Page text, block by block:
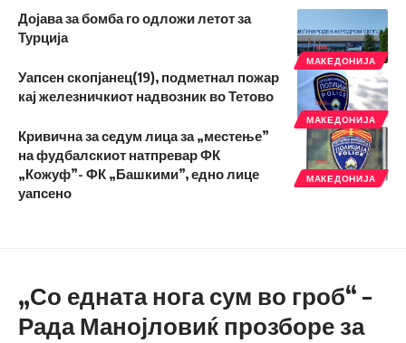
МАКЕДОНИЈА
Дојава за бомба го одложи летот за
Турција
МАКЕДОНИЈА
Уапсен скопјанец(19), подметнал пожар
кај железничкиот надвозник во Тетово
МАКЕДОНИЈА
Кривична за седум лица за „местење”
на фудбалскиот натпревар ФК
„Кожуф”- ФК „Башкими”, едно лице
уапсено
„Со едната нога сум во гроб“ –
Рада Манојловиќ прозборе за